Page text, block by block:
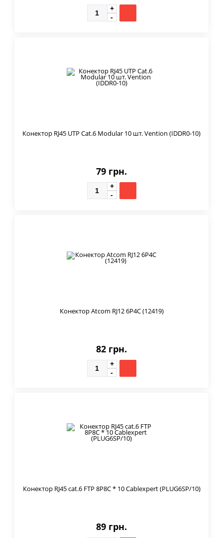
Конектор RJ45 UTP Cat.6 Modular 10 шт. Vention (IDDR0-10)
79 грн.
Конектор Atcom RJ12 6P4C (12419)
82 грн.
Конектор RJ45 cat.6 FTP 8P8C * 10 Cablexpert (PLUG6SP/10)
89 грн.